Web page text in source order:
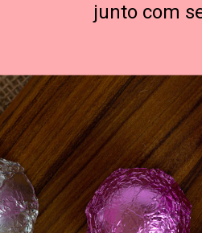
junto com